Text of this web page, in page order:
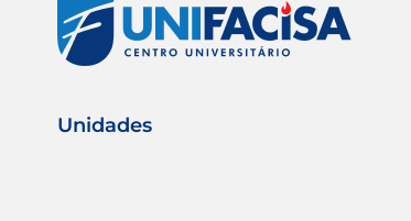
Unidades